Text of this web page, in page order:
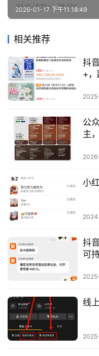
员
专
2026-01-17 下午11:18:49
相关推荐
抖
+，
公
主
小
抖
可
线